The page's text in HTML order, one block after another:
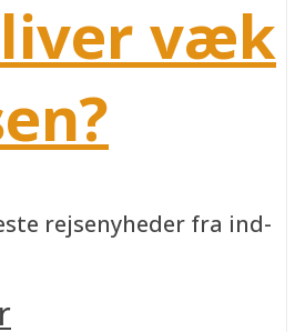
væk
rejsenyheder fra ind-